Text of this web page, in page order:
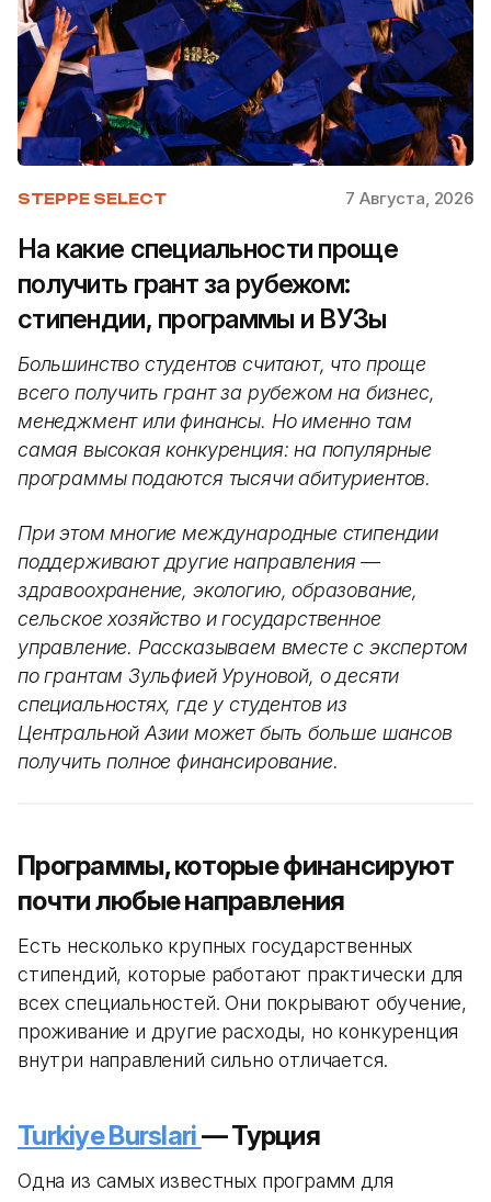
STEPPE SELECT 7 Августа, 2026
На какие специальности проще
получить грант за рубежом:
стипендии, программы и ВУЗы
Большинство студентов считают, что проще
всего получить грант за рубежом на бизнес,
менеджмент или финансы. Но именно там
самая высокая конкуренция: на популярные
программы подаются тысячи абитуриентов.
При этом многие международные стипендии
поддерживают другие направления —
здравоохранение, экологию, образование,
сельское хозяйство и государственное
управление. Рассказываем вместе с экспертом
по грантам Зульфией Уруновой, о десяти
специальностях, где у студентов из
Центральной Азии может быть больше шансов
получить полное финансирование.
Программы, которые финансируют
почти любые направления
Есть несколько крупных государственных
стипендий, которые работают практически для
всех специальностей. Они покрывают обучение,
проживание и другие расходы, но конкуренция
внутри направлений сильно отличается.
Turkiye Burslari— Турция
Одна из самых известных программ для